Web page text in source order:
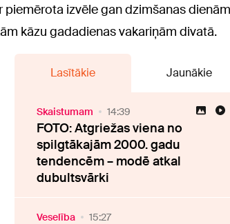
piemērota izvēle gan dzimšanas
kāzu gadadienas vakariņām divatā.
Lasītākie Jaunākie
Skaistumam 14:39
FOTO: Atgriežas viena no
spilgtākajām 2000. gadu
tendencēm – modē atkal
dubultsvārki
Veselība 15:27